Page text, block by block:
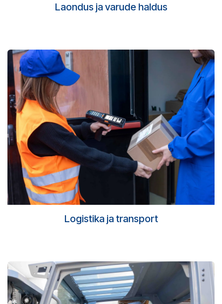
Laondus ja varude haldus
Logistika ja transport